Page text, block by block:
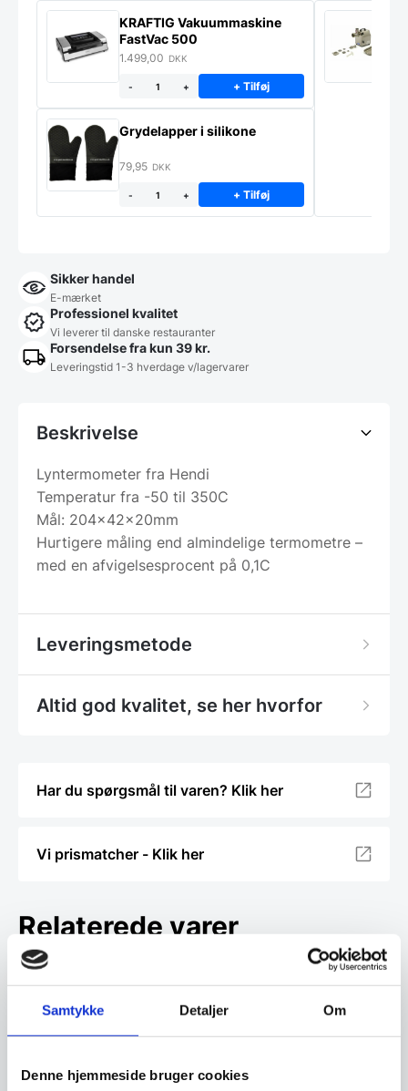
Samtykke Detaljer Om
Denne hjemmeside bruger cookies
KRAFTIG Vakuummaskine
FastVac 500
1.499,00 DKK
- + + Tilføj
Grydelapper i silikone
79,95 DKK
- + + Tilføj
Sikker handel
E-mærket
Professionel kvalitet
Vi leverer til danske restauranter
Forsendelse fra kun 39 kr.
Leveringstid 1-3 hverdage v/lagervarer
Beskrivelse
Lyntermometer fra Hendi
Temperatur fra -50 til 350C
Mål: 204x42x20mm
Hurtigere måling end almindelige termometre –
med en afvigelsesprocent på 0,1C
Leveringsmetode
Altid god kvalitet, se her hvorfor
Har du spørgsmål til varen? Klik her
Vi prismatcher - Klik her
Relaterede varer